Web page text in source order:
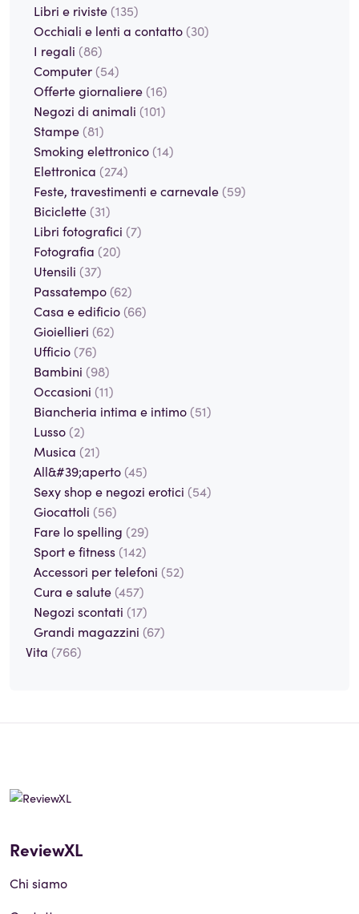
Libri e riviste (135)
Occhiali e lenti a contatto (30)
I regali (86)
Computer (54)
Offerte giornaliere (16)
Negozi di animali (101)
Stampe (81)
Smoking elettronico (14)
Elettronica (274)
Feste, travestimenti e carnevale (59)
Biciclette (31)
Libri fotografici (7)
Fotografia (20)
Utensili (37)
Passatempo (62)
Casa e edificio (66)
Gioiellieri (62)
Ufficio (76)
Bambini (98)
Occasioni (11)
Biancheria intima e intimo (51)
Lusso (2)
Musica (21)
All&#39;aperto (45)
Sexy shop e negozi erotici (54)
Giocattoli (56)
Fare lo spelling (29)
Sport e fitness (142)
Accessori per telefoni (52)
Cura e salute (457)
Negozi scontati (17)
Grandi magazzini (67)
Vita (766)
ReviewXL
Chi siamo